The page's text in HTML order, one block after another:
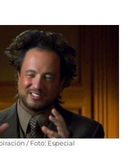
/ Foto: Especial